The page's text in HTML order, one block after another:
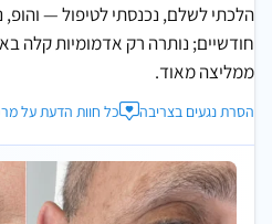
הלכתי לשלם, נכנסתי לטיפול — והופ,
חודשיים; נותרה רק אדמומיות קלה
ממליצה מאוד.
הסרת נגעים בצריבה כל חוות הדעת על